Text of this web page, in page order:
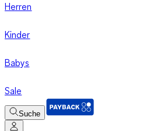
Herren
Kinder
Babys
Sale
Suche